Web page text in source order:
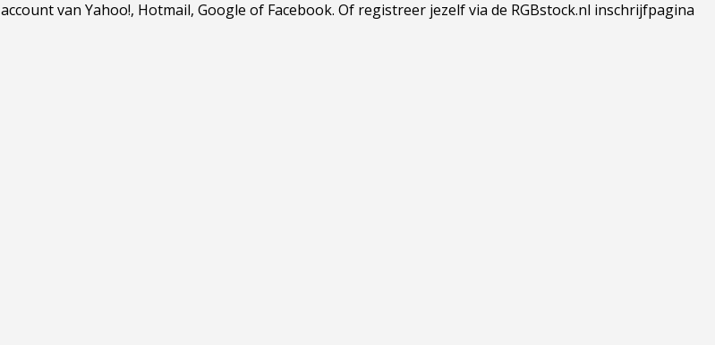
van Yahoo!, Hotmail, Google of Facebook. Of registreer jezelf via de RGBstock.nl inschrijfpagina